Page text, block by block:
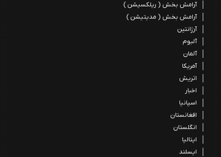
آرامش بخش ( ریلکسیشن )
آرامش بخش ( مدیتیشن )
آرژانتین
آلبوم
آلمان
آمریکا
اتریش
اخبار
اسپانیا
افغانستان
انگلستان
ایتالیا
ایسلند